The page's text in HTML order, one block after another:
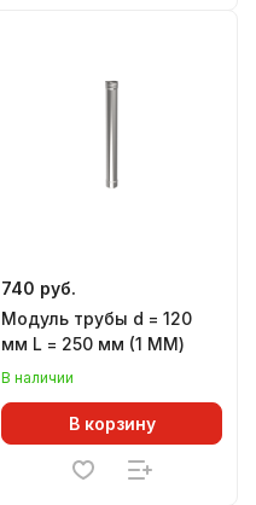
740 руб.
Модуль трубы d = 120
мм L = 250 мм (1 ММ)
В наличии
В корзину